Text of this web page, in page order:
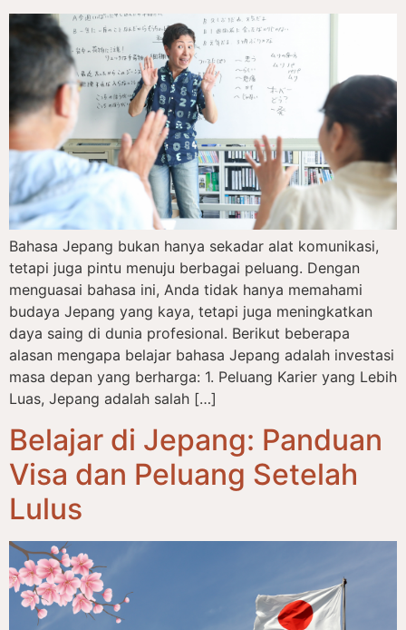
Bahasa Jepang bukan hanya sekadar alat komunikasi,
tetapi juga pintu menuju berbagai peluang. Dengan
menguasai bahasa ini, Anda tidak hanya memahami
budaya Jepang yang kaya, tetapi juga meningkatkan
daya saing di dunia profesional. Berikut beberapa
alasan mengapa belajar bahasa Jepang adalah investasi
masa depan yang berharga: 1. Peluang Karier yang Lebih
Luas, Jepang adalah salah […]
Belajar di Jepang: Panduan
Visa dan Peluang Setelah
Lulus